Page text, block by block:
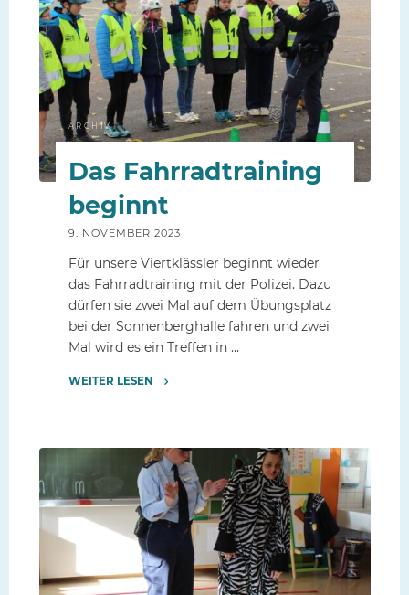
ARCHIV
Das Fahrradtraining
beginnt
9. NOVEMBER 2023
Für unsere Viertklässler beginnt wieder
das Fahrradtraining mit der Polizei. Dazu
dürfen sie zwei Mal auf dem Übungsplatz
bei der Sonnenberghalle fahren und zwei
Mal wird es ein Treffen in …
WEITER LESEN